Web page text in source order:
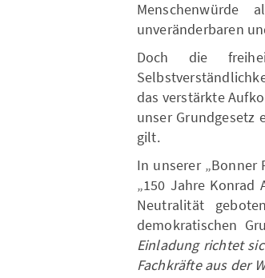
unveränderbaren
Doch die
das verstärkte
unser Grundgesetz
gilt.
In unserer „Bonner
„150 Jahre
Neutralität
demokratischen
Einladung richtet
Fachkräfte aus der